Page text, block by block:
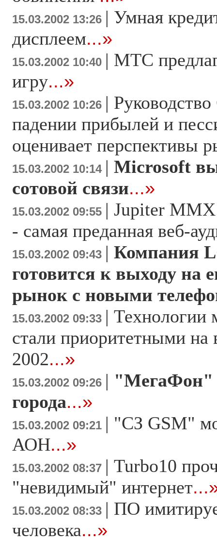
15.03.2002 13:26 | Умная
дисплеем...»
15.03.2002 10:40 | МТС
игру...»
15.03.2002 10:26 |
падении прибылей и
оценивает перспективы
15.03.2002 10:14 | Microsoft
сотовой связи...»
15.03.2002 09:55 | Jupiter
- самая преданная веб-
15.03.2002 09:43 | Компания
готовится к выходу на
рынок с новыми
15.03.2002 09:33 | Технологии
стали приоритетными на
2002...»
15.03.2002 09:26 | "МегаФон"
города...»
15.03.2002 09:21 | "СЗ GSM"
АОН...»
15.03.2002 08:37 | Turbo10
"невидимый" интернет
15.03.2002 08:33 | ПО
человека...»